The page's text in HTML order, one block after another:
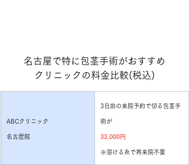
名古屋で特に包茎手術がおすすめ
クリニックの料金比較(税込)
ABCクリニック
名古屋院
3日前の来院予約で切る包茎手
術が
33,000円
※溶ける糸で再来院不要